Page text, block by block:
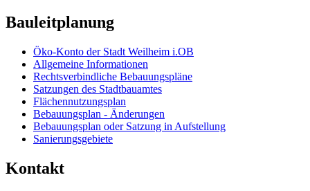
Bauleitplanung
Öko-Konto der Stadt Weilheim i.OB
Allgemeine Informationen
Rechtsverbindliche Bebauungspläne
Satzungen des Stadtbauamtes
Flächennutzungsplan
Bebauungsplan - Änderungen
Bebauungsplan oder Satzung in Aufstellung
Sanierungsgebiete
Kontakt